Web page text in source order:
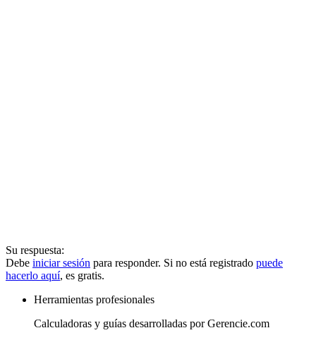
Su respuesta:
Debe iniciar sesión para responder. Si no está registrado puede
hacerlo aquí, es gratis.
Herramientas profesionales
Calculadoras y guías desarrolladas por Gerencie.com